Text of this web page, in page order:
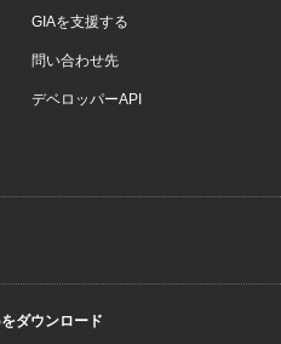
GIAを支援する
問い合わせ先
デベロッパーAPI
ダウンロード